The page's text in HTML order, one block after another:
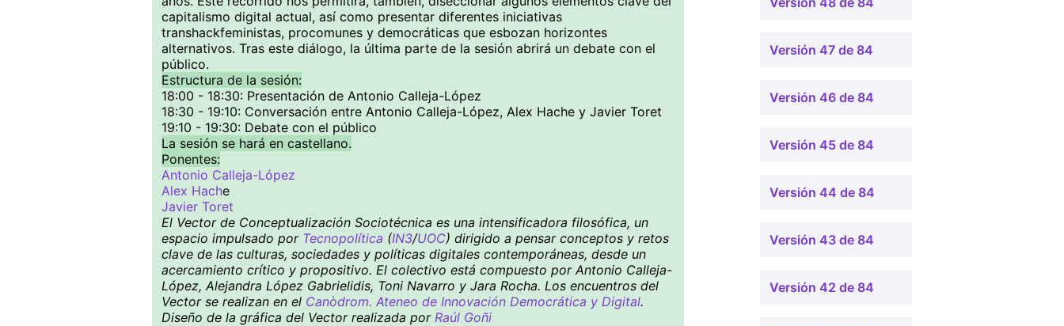
capitalismo digital actual, así como presentar diferentes iniciativas
transhackfeministas, procomunes y democráticas que esbozan horizontes
alternativos. Tras este diálogo, la última parte de la sesión abrirá un debate con el
público.
Estructura de la sesión:
18:00 - 18:30: Presentación de Antonio Calleja-López
18:30 - 19:10: Conversación entre Antonio Calleja-López, Alex Hache y Javier Toret
19:10 - 19:30: Debate con el público
La sesión se hará en castellano.
Ponentes:
Antonio Calleja-López
Alex Hache
Javier Toret
El Vector de Conceptualización Sociotécnica es una intensificadora filosófica, un
espacio impulsado por Tecnopolítica (IN3/UOC) dirigido a pensar conceptos y retos
clave de las culturas, sociedades y políticas digitales contemporáneas, desde un
acercamiento crítico y propositivo. El colectivo está compuesto por Antonio Calleja-
López, Alejandra López Gabrielidis, Toni Navarro y Jara Rocha. Los encuentros del
Vector se realizan en el Canòdrom. Ateneo de Innovación Democrática y Digital.
Diseño de la gráfica del Vector realizada por Raúl Goñi
Versión 47 de 84
Versión 46 de 84
Versión 45 de 84
Versión 44 de 84
Versión 43 de 84
Versión 42 de 84